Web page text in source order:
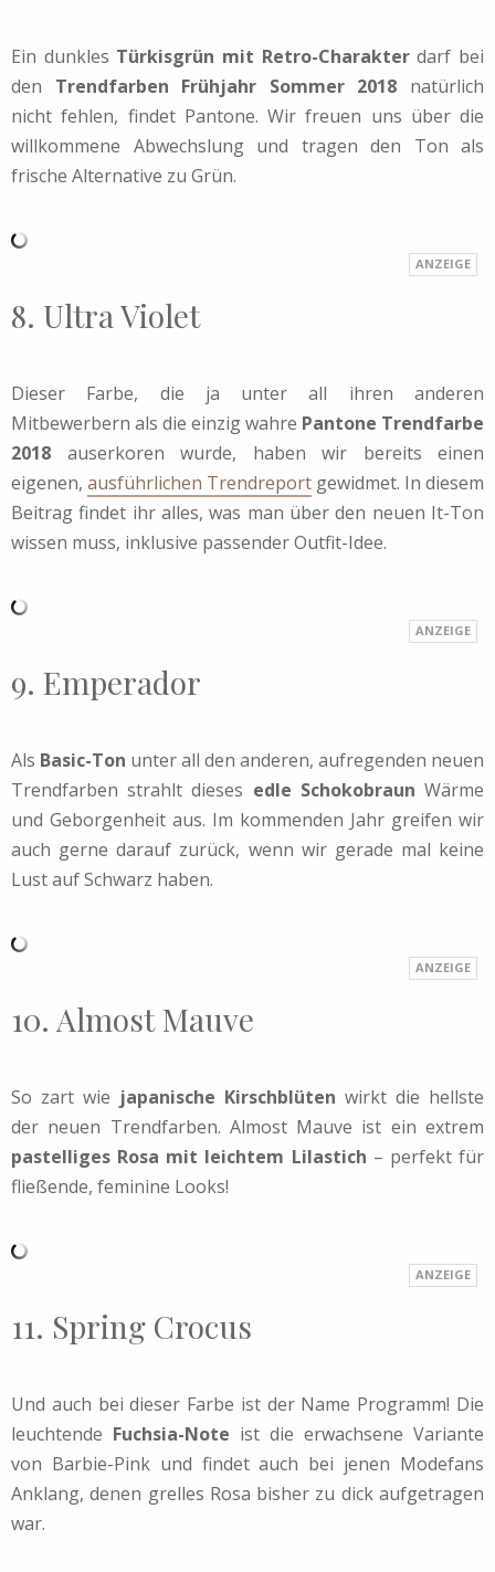
Ein dunkles Türkisgrün mit Retro-Charakterdarf bei
den Trendfarben Frühjahr Sommer 2018 natürlich
nicht fehlen, findet Pantone. Wir freuen uns über die
willkommene Abwechslung und tragen den Ton als
frische Alternative zu Grün.
8. Ultra Violet
Dieser Farbe, die ja unter all ihren anderen
Mitbewerbern als die einzig wahre Pantone Trendfarbe
2018 auserkoren wurde, haben wir bereits einen
eigenen, ausführlichen Trendreport gewidmet. In diesem
Beitrag findet ihr alles, was man über den neuen It-Ton
wissen muss, inklusive passender Outfit-Idee.
9. Emperador
Als Basic-Ton unter all den anderen, aufregenden neuen
Trendfarben strahlt dieses edle Schokobraun Wärme
und Geborgenheit aus. Im kommenden Jahr greifen wir
auch gerne darauf zurück, wenn wir gerade mal keine
Lust auf Schwarz haben.
10. Almost Mauve
So zart wie japanische Kirschblüten wirkt die hellste
der neuen Trendfarben. Almost Mauve ist ein extrem
pastelliges Rosa mit leichtem Lilastich – perfekt für
fließende, feminine Looks!
11. Spring Crocus
Und auch bei dieser Farbe ist der Name Programm! Die
leuchtende Fuchsia-Note ist die erwachsene Variante
von Barbie-Pink und findet auch bei jenen Modefans
Anklang, denen grelles Rosa bisher zu dick aufgetragen
war.